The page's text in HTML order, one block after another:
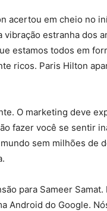
acertou em cheio no
vibração estranha dos
estamos todos em
ricos. Paris Hilton
O marketing deve
fazer você se sentir
sem milhões de
para Sameer
Android do Google.